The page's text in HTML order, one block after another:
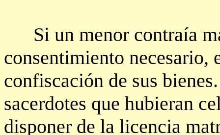
Si un menor contraía
consentimiento necesario,
confiscación de sus
sacerdotes que hubieran
disponer de la licencia